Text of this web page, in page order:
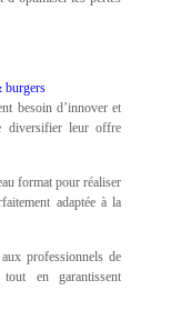
burgers
besoin d’innover et
diversifier leur offre
format pour réaliser
adaptée à la
professionnels de
en garantissent